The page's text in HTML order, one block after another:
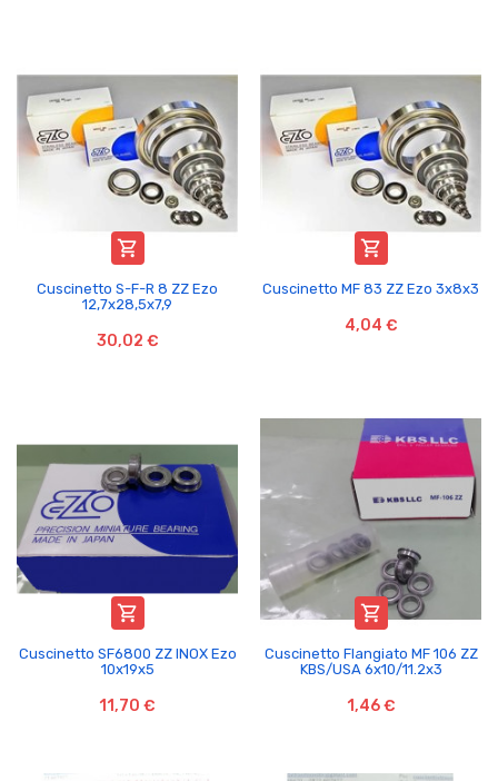

Cuscinetto S-F-R 8 ZZ Ezo
12,7x28,5x7,9
30,02 €

Cuscinetto MF 83 ZZ Ezo 3x8x3
4,04 €

Cuscinetto SF6800 ZZ INOX Ezo
10x19x5
11,70 €

Cuscinetto Flangiato MF 106 ZZ
KBS/USA 6x10/11.2x3
1,46 €